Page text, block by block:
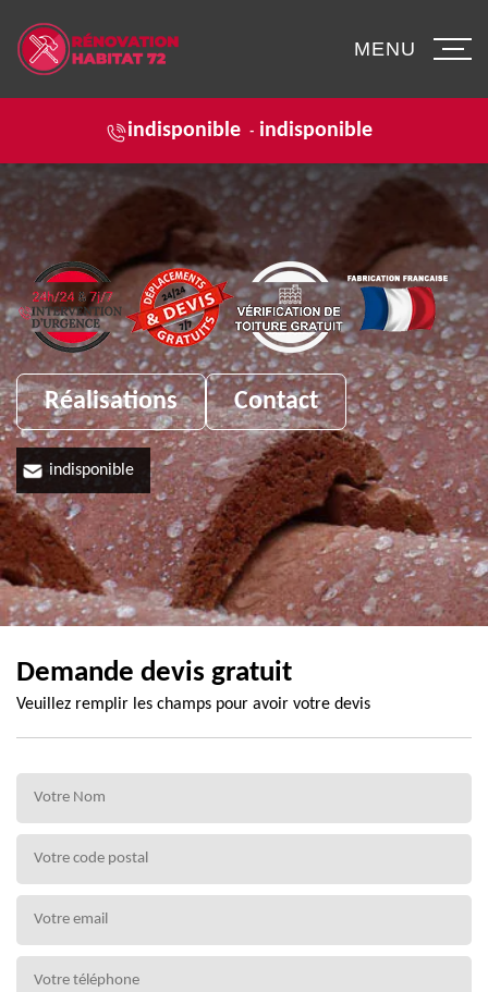
indisponible - indisponible
MENU
Réalisations Contact
indisponible
Demande devis gratuit
Veuillez remplir les champs pour avoir votre devis